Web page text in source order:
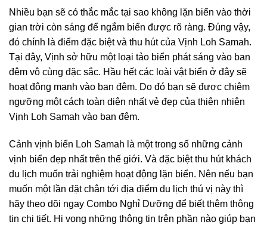
Nhiều bạn sẽ có thắc mắc tại sao không lặn biển vào thời
gian trời còn sáng để ngắm biển được rõ ràng. Đúng vậy,
đó chính là điểm đặc biệt và thu hút của Vịnh Loh Samah.
Tại đây, Vịnh sở hữu một loại tảo biển phát sáng vào ban
đêm vô cùng đặc sắc. Hầu hết các loài vật biển ở đây sẽ
hoạt động mạnh vào ban đêm. Do đó bạn sẽ được chiêm
ngưỡng một cách toàn diện nhất vẻ đẹp của thiên nhiên
Vịnh Loh Samah vào ban đêm.
Cảnh vịnh biển Loh Samah là một trong số những cảnh
vịnh biển đẹp nhất trên thế giới. Và đặc biệt thu hút khách
du lịch muốn trải nghiệm hoạt động lặn biển. Nên nếu bạn
muốn một lần đặt chân tới địa điểm du lịch thú vị này thì
hãy theo dõi ngay Combo Nghỉ Dưỡng để biết thêm thông
tin chi tiết. Hi vọng những thông tin trên phần nào giúp bạn